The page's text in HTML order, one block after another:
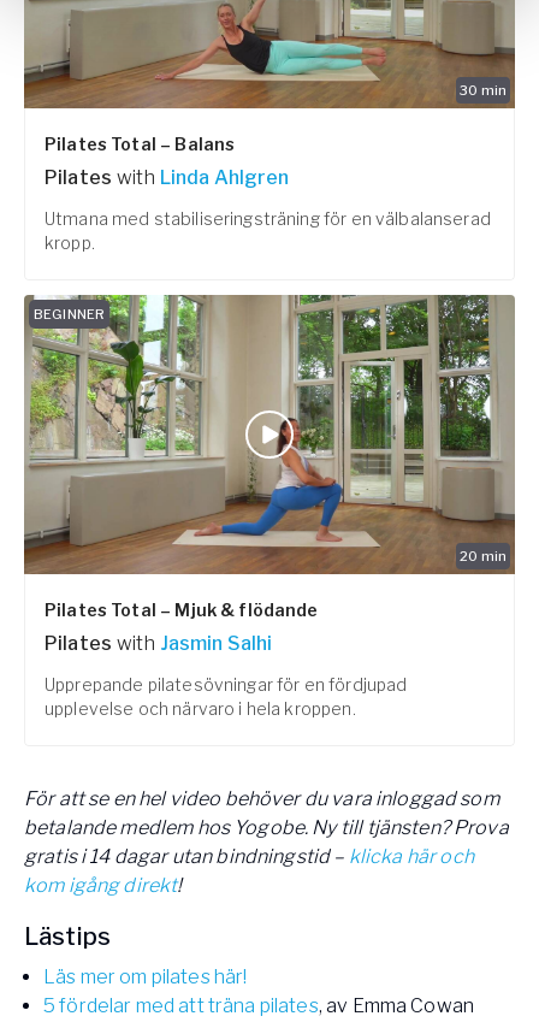
30 min
Pilates Total – Balans
Pilates with Linda Ahlgren
Utmana med stabiliseringsträning för en välbalanserad
kropp.
20 min
BEGINNER
Pilates Total – Mjuk & flödande
Pilates with Jasmin Salhi
Upprepande pilatesövningar för en fördjupad
upplevelse och närvaro i hela kroppen.
För att se en hel video behöver du vara inloggad som
betalande medlem hos Yogobe. Ny till tjänsten? Prova
gratis i 14 dagar utan bindningstid – klicka här och
kom igång direkt!
Lästips
Läs mer om pilates här!
5 fördelar med att träna pilates, av Emma Cowan